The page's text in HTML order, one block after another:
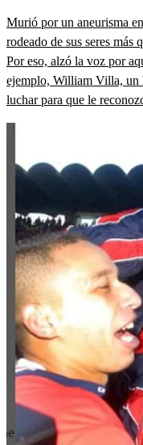
Murió por un aneurisma
rodeado de sus seres
Por eso, alzó la voz por
ejemplo, William Villa, un
luchar para que le